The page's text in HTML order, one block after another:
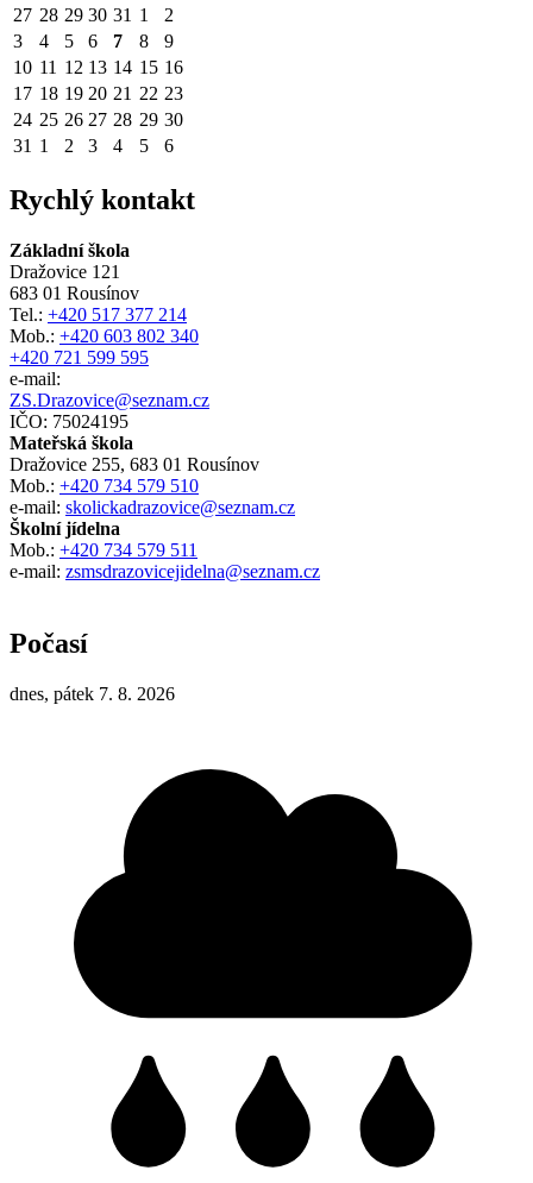
27 28 29 30 31 1
2
3
4 5 6 7 8
9
10 11 12 13 14 15 16
17 18 19 20 21 22 23
24 25 26 27 28 29 30
31 1 2 3 4 5 6
Rychlý kontakt
Základní škola
Dražovice 121
683 01 Rousínov
Tel.: +420 517 377 214
Mob.: +420 603 802 340
+420 721 599 595
e-mail:
ZS.Drazovice@seznam.cz
IČO: 75024195
Mateřská škola
Dražovice 255, 683 01 Rousínov
Mob.: +420 734 579 510
e-mail: skolickadrazovice@seznam.cz
Školní jídelna
Mob.: +420 734 579 511
e-mail: zsmsdrazovicejidelna@seznam.cz
Počasí
dnes, pátek 7. 8. 2026